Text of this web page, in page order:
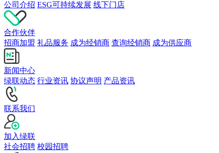
公司介绍 ESG可持续发展 线下门店
合作伙伴
招商加盟 礼品服务 成为经销商 查询经销商 成为供应商
新闻中心
绿联动态 行业资讯 协议声明 产品资讯
联系我们
加入绿联
社会招聘 校园招聘